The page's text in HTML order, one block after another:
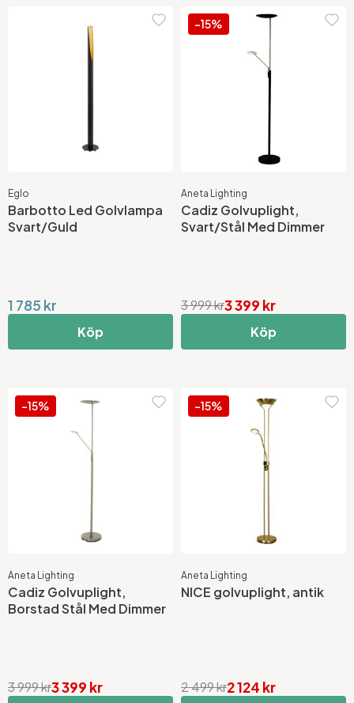
Eglo
Barbotto Led Golvlampa
Svart/Guld
1 785 kr
Köp
-15%
Aneta Lighting
Cadiz Golvuplight,
Svart/Stål Med Dimmer
3 399 kr
3 999 kr
Köp
-15%
Aneta Lighting
Cadiz Golvuplight,
Borstad Stål Med Dimmer
3 399 kr
3 999 kr
-15%
Aneta Lighting
NICE golvuplight, antik
2 124 kr
2 499 kr